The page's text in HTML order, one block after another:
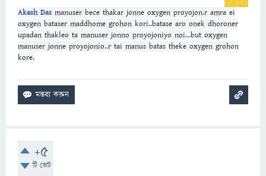
Akash Das manuser bece thakar jonne oxygen proyojon.r amra ei
oxygen bataser maddhome grohon kori..batase aro onek dhoroner
upadan thakleo ta manuser jonno proyojoniyo noi...but oxygen
manuser jonne proyojonio..r tai manus batas theke oxygen grohon
kore.
+5
টি ভোট